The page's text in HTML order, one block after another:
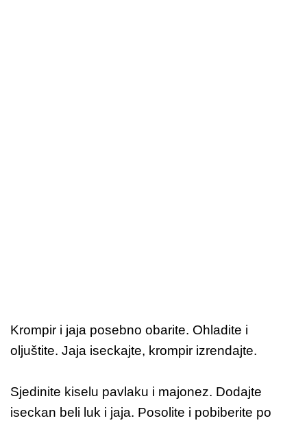
Krompir i jaja posebno obarite. Ohladite i
oljuštite. Jaja iseckajte, krompir izrendajte.
Sjedinite kiselu pavlaku i majonez. Dodajte
iseckan beli luk i jaja. Posolite i pobiberite po